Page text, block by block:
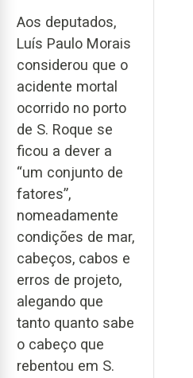
Aos deputados,
Luís Paulo Morais
considerou que o
acidente mortal
ocorrido no porto
de S. Roque se
ficou a dever a
“um conjunto de
fatores”,
nomeadamente
condições de mar,
cabeços, cabos e
erros de projeto,
alegando que
tanto quanto sabe
o cabeço que
rebentou em S.